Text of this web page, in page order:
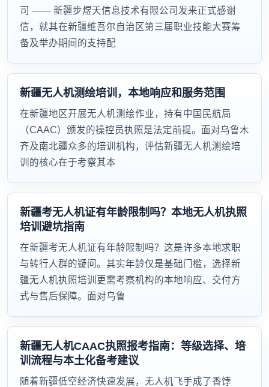
司 —— 新疆步煜天信息技术有限公司发来正式感谢
信，就其在新疆维吾尔自治区第三届职业技能大赛筹
备及举办期间的支持配
新疆无人机测绘培训，本地响应和服务范围
在新疆地区开展无人机测绘作业，持有中国民航局
（CAAC）颁发的操控员执照是法定前提。面对乌鲁木
齐及南北疆众多的培训机构，评估新疆无人机测绘培
训的核心在于考察其本
新疆考无人机证有年龄限制吗？本地无人机执照
培训避坑指南
在新疆考无人机证有年龄限制吗？这是许多本地求职
与转行人群的疑问。其实年龄仅是基础门槛，选择新
疆无人机执照培训更需考察机构的本地响应、交付方
式与售后保障。面对乌鲁
新疆无人机CAAC执照报考指南：等级选择、培
训流程与本土化备考建议
随着新疆低空经济快速发展，无人机飞手成了香饽